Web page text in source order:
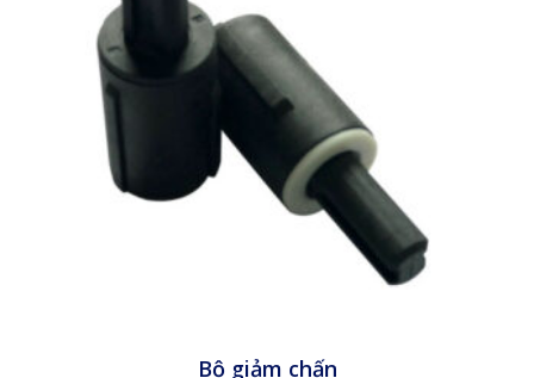
Bộ giảm chấn